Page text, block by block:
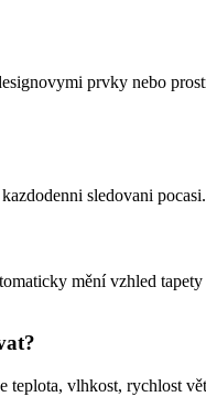
prvky nebo
sledovani
mění vzhled
teplota, vlhkost, rychlost